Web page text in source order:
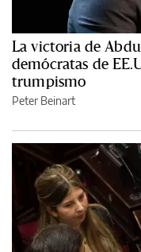
La victoria de
demócratas de
trumpismo
Peter Beinart